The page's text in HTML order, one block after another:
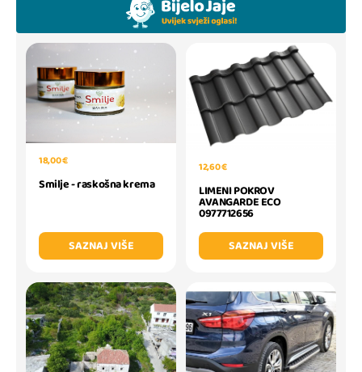
18,00 €
Smilje - raskošna krema
SAZNAJ VIŠE
12,60 €
LIMENI POKROV
AVANGARDE ECO
0977712656
SAZNAJ VIŠE